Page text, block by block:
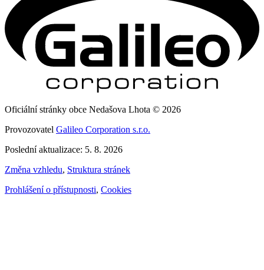
Oficiální stránky obce Nedašova Lhota © 2026
Provozovatel Galileo Corporation s.r.o.
Poslední aktualizace: 5. 8. 2026
Změna vzhledu, Struktura stránek
Prohlášení o přístupnosti, Cookies